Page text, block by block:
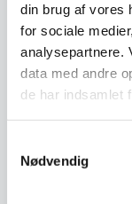
din brug af vores
for sociale
analysepartnere.
data med andre
de har indsamlet
Nødvendig